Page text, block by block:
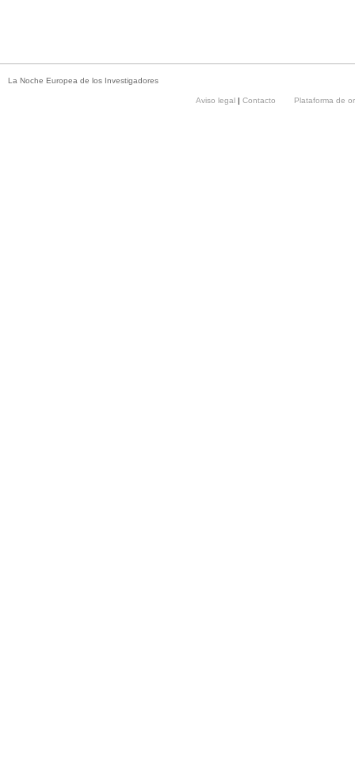
La Noche Europea de los Investigadores
Aviso legal | Contacto Plataforma de